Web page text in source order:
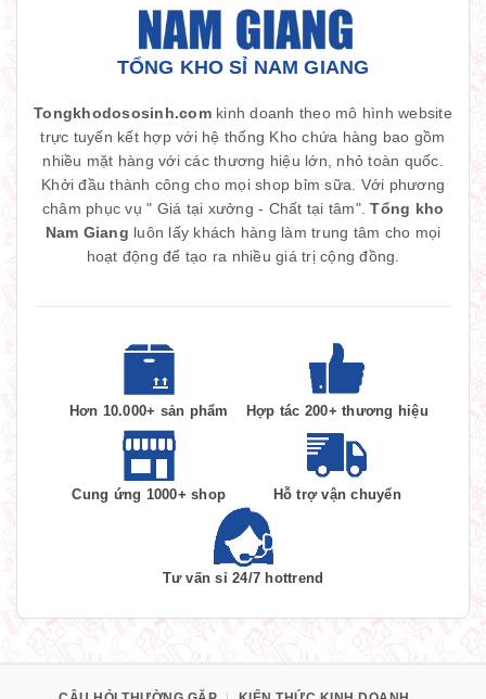
TỔNG KHO SỈ NAM GIANG
Tongkhodososinh.comkinh doanh theo mô hình website
trực tuyến kết hợp với hệ thống Kho chứa hàng bao gồm
nhiều mặt hàng với các thương hiệu lớn, nhỏ toàn quốc.
Khởi đầu thành công cho mọi shop bỉm sữa. Với phương
châm phục vụ " Giá tại xưởng - Chất tại tâm".Tổng kho
Nam Giang luôn lấy khách hàng làm trung tâm cho mọi
hoạt động để tạo ra nhiều giá trị cộng đồng.
Hơn 10.000+ sản phẩm Hợp tác 200+ thương hiệu
Cung ứng 1000+ shop Hỗ trợ vận chuyển
Tư vấn sỉ 24/7 hottrend